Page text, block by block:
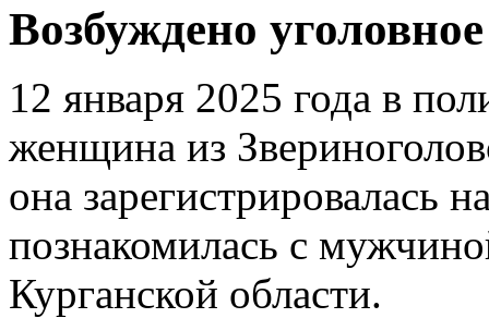
Возбуждено
12 января 2025 года в
женщина из
она зарегистрировалась
познакомилась с
Курганской области.